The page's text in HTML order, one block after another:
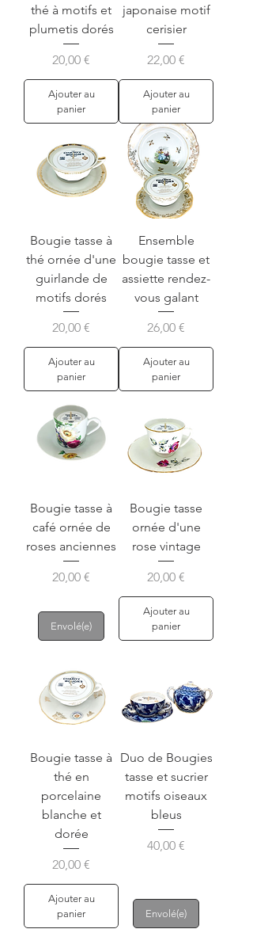
thé à motifs et
plumetis dorés
Prix
20,00 €
Ajouter au
panier
japonaise motif
cerisier
Prix
22,00 €
Ajouter au
panier
Bougie tasse à
thé ornée d'une
guirlande de
motifs dorés
Prix
20,00 €
Ajouter au
panier
Ensemble
bougie tasse et
assiette rendez-
vous galant
Prix
26,00 €
Ajouter au
panier
Bougie tasse à
café ornée de
roses anciennes
Prix
20,00 €
Envolé(e)
Bougie tasse
ornée d'une
rose vintage
Prix
20,00 €
Ajouter au
panier
Bougie tasse à
thé en
porcelaine
blanche et
dorée
Prix
20,00 €
Ajouter au
panier
Duo de Bougies
tasse et sucrier
motifs oiseaux
bleus
Prix
40,00 €
Envolé(e)